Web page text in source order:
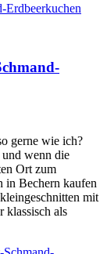
gerne wie ich?
wenn die
Ort zum
in Bechern kaufen
mit
klassisch als